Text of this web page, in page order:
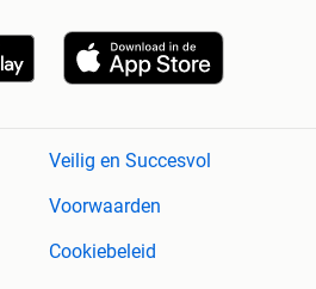
Veilig en Succesvol
Voorwaarden
Cookiebeleid